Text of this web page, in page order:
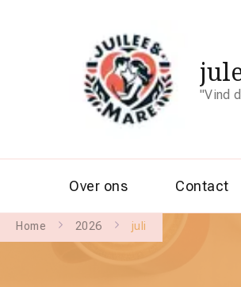
"Vind
Over ons Contact
Home 2026 juli